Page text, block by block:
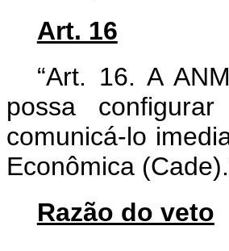
Art. 16
“Art. 16. A
possa
comunicá-lo
Econômica
Razão do veto